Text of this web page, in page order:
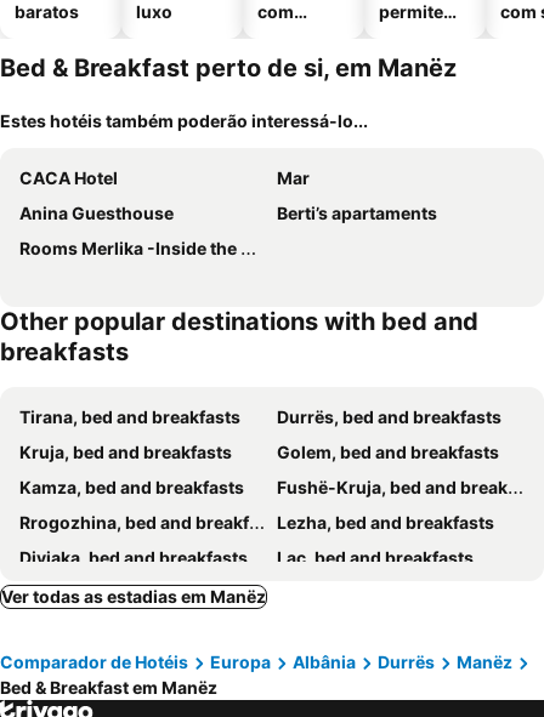
baratos
luxo
com
permitem
com
Bed & Breakfast perto de si, em Manëz
Estes hotéis também poderão interessá-lo...
CACA Hotel
Mar
Anina Guesthouse
Berti’s apartaments
Rooms Merlika -Inside the Castle-
Other popular destinations with bed and
breakfasts
Tirana, bed and breakfasts
Durrës, bed and breakfasts
Kruja, bed and breakfasts
Golem, bed and breakfasts
Kamza, bed and breakfasts
Fushë-Kruja, bed and breakfasts
Rrogozhina, bed and breakfasts
Lezha, bed and breakfasts
Divjaka, bed and breakfasts
Laç, bed and breakfasts
Rubik, bed and breakfasts
Ver todas as estadias em Manëz
Comparador de Hotéis Europa Albânia Durrës
Manëz
Bed & Breakfast em Manëz